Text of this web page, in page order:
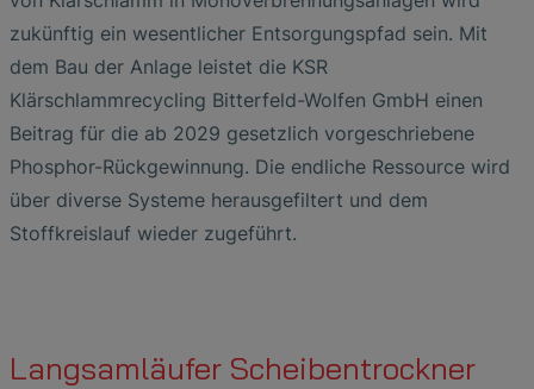
zukünftig ein wesentlicher Entsorgungspfad sein. Mit
dem Bau der Anlage leistet die KSR
Klärschlammrecycling Bitterfeld-Wolfen GmbH einen
Beitrag für die ab 2029 gesetzlich vorgeschriebene
Phosphor-Rückgewinnung. Die endliche Ressource wird
über diverse Systeme herausgefiltert und dem
Stoffkreislauf wieder zugeführt.
Langsamläufer Scheibentrockner